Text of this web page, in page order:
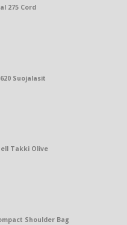
275 Cord
Suojalasit
Takki Olive
Shoulder Bag